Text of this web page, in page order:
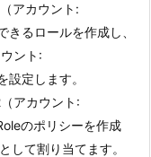
アカウント:
きるロールを作成し、
ント:
定します。
アカウント:
のポリシーを作成
して割り当てます。